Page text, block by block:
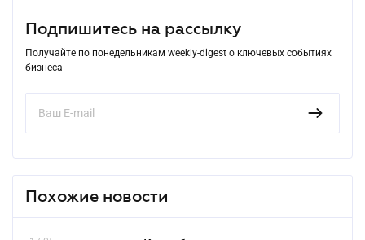
Подпишитесь на рассылку
Получайте по понедельникам weekly-digest о ключевых событиях
бизнеса
Похожие новости